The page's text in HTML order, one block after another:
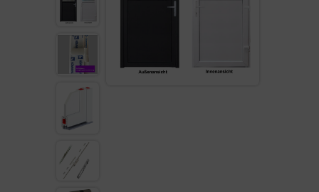
ALU110FB
AUF LAGER
SEITENTEIL
FENSTER